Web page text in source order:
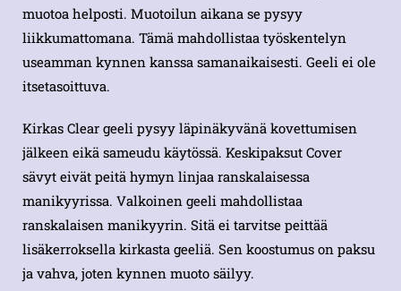
muotoa helposti. Muotoilun aikana se pysyy
liikkumattomana. Tämä mahdollistaa työskentelyn
useamman kynnen kanssa samanaikaisesti. Geeli ei ole
itsetasoittuva.
Kirkas Clear geeli pysyy läpinäkyvänä kovettumisen
jälkeen eikä sameudu käytössä. Keskipaksut Cover
sävyt eivät peitä hymyn linjaa ranskalaisessa
manikyyrissa. Valkoinen geeli mahdollistaa
ranskalaisen manikyyrin. Sitä ei tarvitse peittää
lisäkerroksella kirkasta geeliä. Sen koostumus on paksu
ja vahva, joten kynnen muoto säilyy.